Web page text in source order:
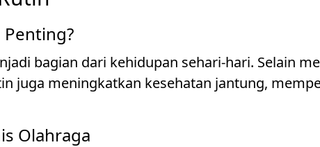
Penting?
bagian dari kehidupan sehari-hari. Selain
juga meningkatkan kesehatan jantung,
Olahraga